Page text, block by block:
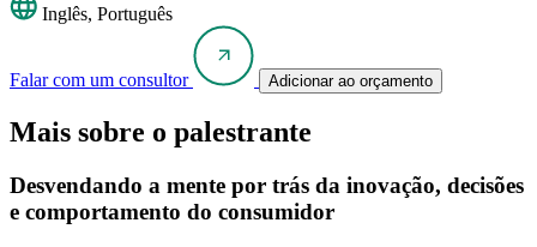
Inglês, Português
Falar com um consultor Adicionar ao orçamento
Mais sobre o palestrante
Desvendando a mente por trás da inovação, decisões
e comportamento do consumidor